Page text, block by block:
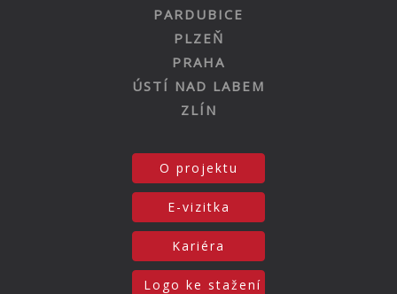
PARDUBICE
PLZEŇ
PRAHA
ÚSTÍ NAD LABEM
ZLÍN
O projektu
E-vizitka
Kariéra
Logo ke stažení